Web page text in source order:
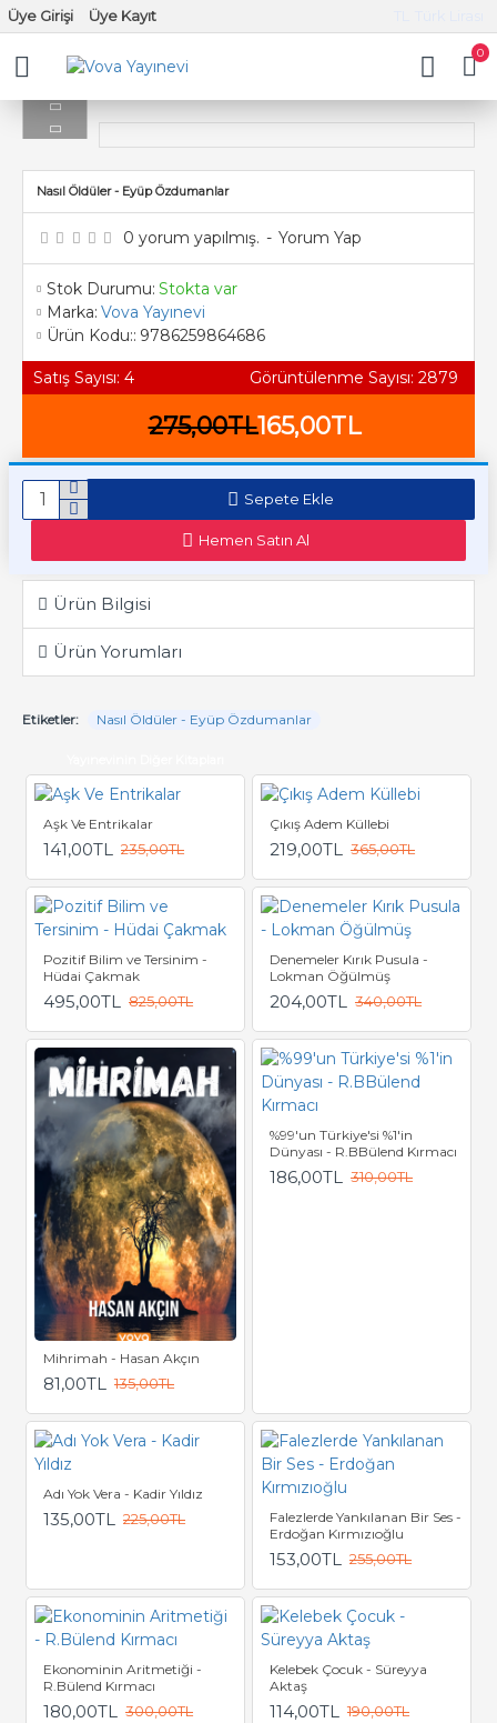
Üye Girişi Üye Kayıt
0
Nasıl Öldüler - Eyüp Özdumanlar
Stok Durumu: Stokta var
Marka: Vova Yayınevi
Ürün Kodu:: 9786259864686
Satış Sayısı: 4 Görüntülenme Sayısı: 2879
0 yorum yapılmış. - Yorum Yap
165,00TL
275,00TL
Sepete Ekle
Hemen Satın Al
Ürün Bilgisi
Ürün Yorumları
Etiketler: Nasıl Öldüler - Eyüp Özdumanlar
Aşk Ve Entrikalar
141,00TL 235,00TL
Çıkış Adem Küllebi
219,00TL 365,00TL
Pozitif Bilim ve Tersinim -
Hüdai Çakmak
495,00TL 825,00TL
Denemeler Kırık Pusula -
Lokman Öğülmüş
204,00TL 340,00TL
Mihrimah - Hasan Akçın
81,00TL 135,00TL
%99'un Türkiye'si %1'in
Dünyası - R.BBülend Kırmacı
186,00TL 310,00TL
Adı Yok Vera - Kadir Yıldız
135,00TL 225,00TL
Falezlerde Yankılanan Bir Ses -
Erdoğan Kırmızıoğlu
153,00TL 255,00TL
Ekonominin Aritmetiği -
R.Bülend Kırmacı
180,00TL 300,00TL
Kelebek Çocuk - Süreyya
Aktaş
114,00TL 190,00TL